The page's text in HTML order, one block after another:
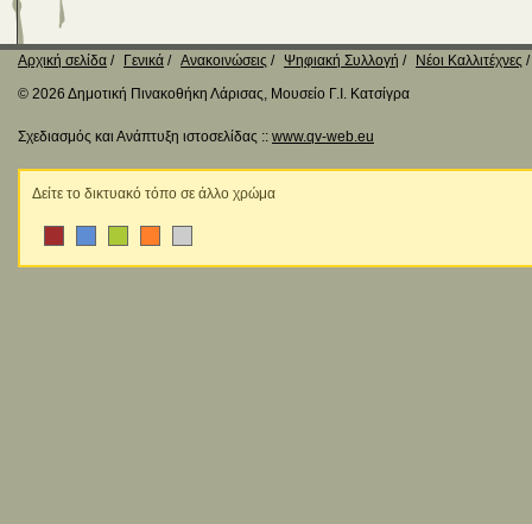
Αρχική σελίδα Γενικά Ανακοινώσεις Ψηφιακή Συλλογή
Νέοι Καλλιτέχνες
© 2026 Δημοτική Πινακοθήκη Λάρισας, Μουσείο Γ.Ι. Κατσίγρα
Σχεδιασμός και Ανάπτυξη ιστοσελίδας :: www.qv-web.eu
Δείτε το δικτυακό τόπο σε άλλο χρώμα